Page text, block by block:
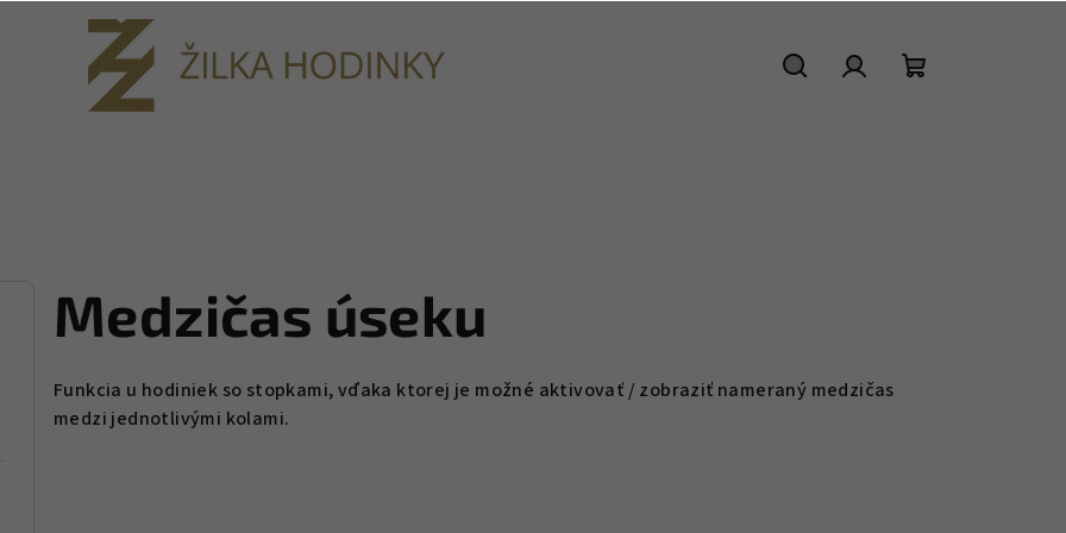
Medzičas úseku
Funkcia u hodiniek so stopkami, vďaka ktorej je možné aktivovať / zobraziť nameraný medzičas
medzi jednotlivými kolami.